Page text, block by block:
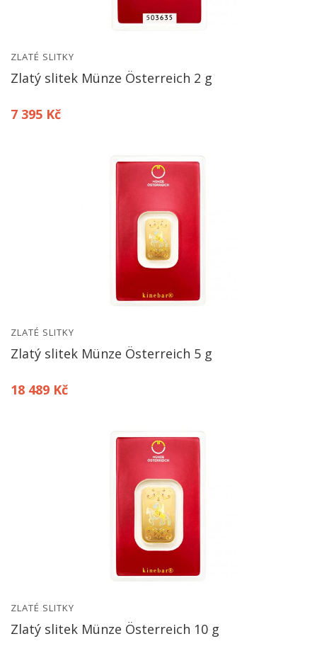
ZLATÉ SLITKY
Zlatý slitek Münze Österreich 2 g
7 395 Kč
ZLATÉ SLITKY
Zlatý slitek Münze Österreich 5 g
18 489 Kč
ZLATÉ SLITKY
Zlatý slitek Münze Österreich 10 g